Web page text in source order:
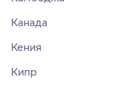
Канада
Кения
Кипр